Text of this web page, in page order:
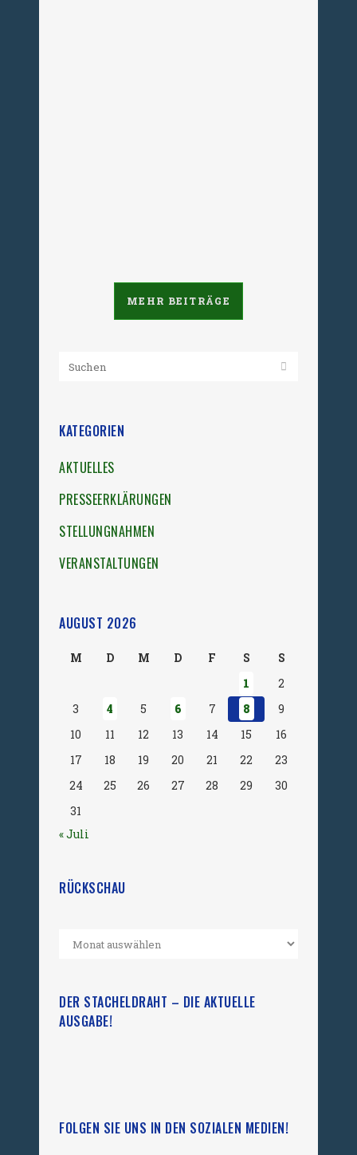
MEHR BEITRÄGE
KATEGORIEN
AKTUELLES
PRESSEERKLÄRUNGEN
STELLUNGNAHMEN
VERANSTALTUNGEN
AUGUST 2026
M D M D F S
S
1
2
3
4 5 6 7 8
9
10
11 12 13 14 15
16
17
18 19 20 21 22
23
24
25 26 27 28 29
30
31
« Juli
RÜCKSCHAU
DER STACHELDRAHT – DIE AKTUELLE
AUSGABE!
FOLGEN SIE UNS IN DEN SOZIALEN MEDIEN!